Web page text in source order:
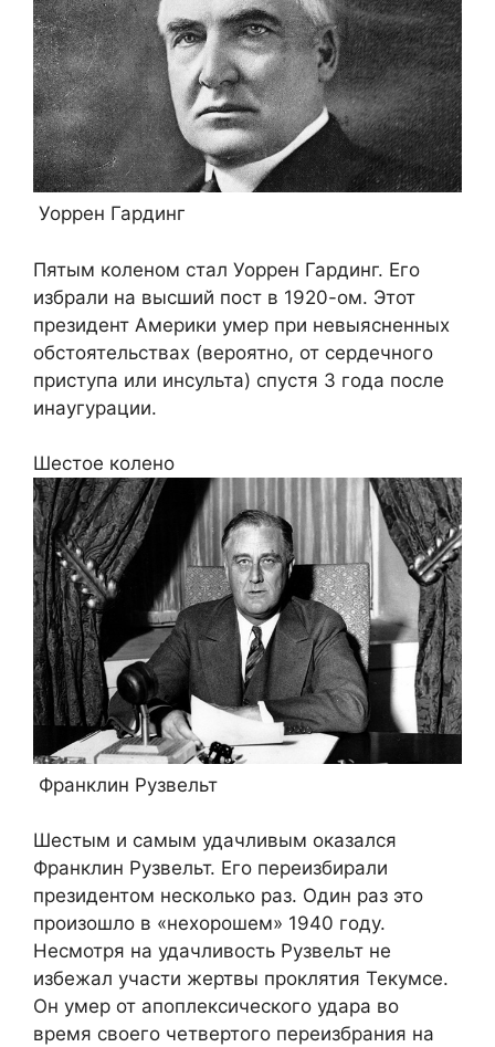
Уоррен Гардинг
Пятым коленом стал Уоррен Гардинг. Его
избрали на высший пост в 1920-ом. Этот
президент Америки умер при невыясненных
обстоятельствах (вероятно, от сердечного
приступа или инсульта) спустя 3 года после
инаугурации.
Шестое колено
Франклин Рузвельт
Шестым и самым удачливым оказался
Франклин Рузвельт. Его переизбирали
президентом несколько раз. Один раз это
произошло в «нехорошем» 1940 году.
Несмотря на удачливость Рузвельт не
избежал участи жертвы проклятия Текумсе.
Он умер от апоплексического удара во
время своего четвертого переизбрания на